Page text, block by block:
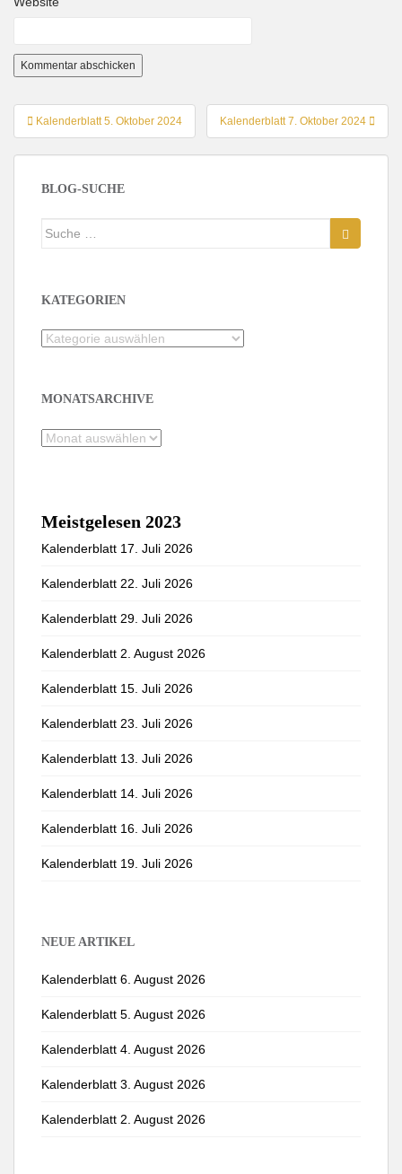
Beitragsnavigation
Kalenderblatt 5. Oktober 2024 Kalenderblatt 7. Oktober 2024
BLOG-SUCHE
Suche
KATEGORIEN
Kategorien
MONATSARCHIVE
Monatsarchive
Meistgelesen 2023
Kalenderblatt 17. Juli 2026
Kalenderblatt 22. Juli 2026
Kalenderblatt 29. Juli 2026
Kalenderblatt 2. August 2026
Kalenderblatt 15. Juli 2026
Kalenderblatt 23. Juli 2026
Kalenderblatt 13. Juli 2026
Kalenderblatt 14. Juli 2026
Kalenderblatt 16. Juli 2026
Kalenderblatt 19. Juli 2026
NEUE ARTIKEL
Kalenderblatt 6. August 2026
Kalenderblatt 5. August 2026
Kalenderblatt 4. August 2026
Kalenderblatt 3. August 2026
Kalenderblatt 2. August 2026